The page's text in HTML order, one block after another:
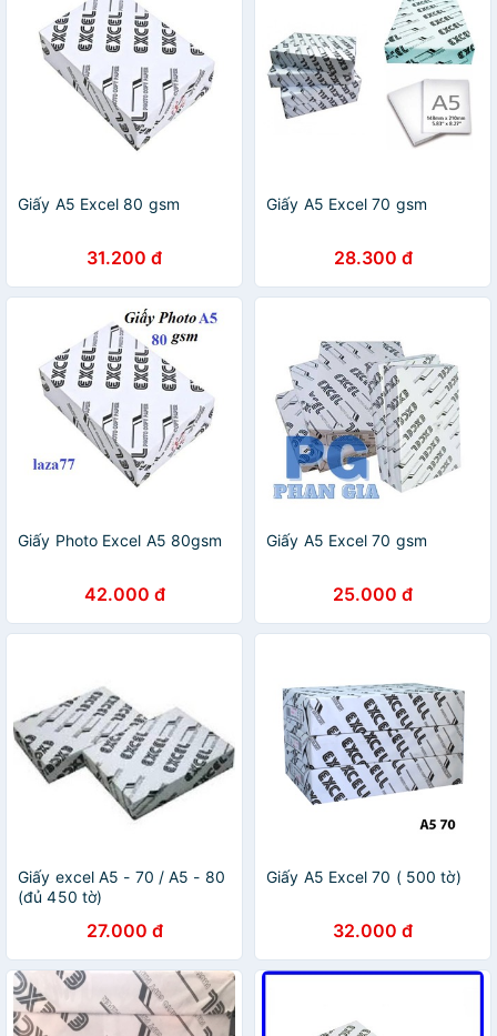
Giấy A5 Excel 80 gsm
31.200 đ
Giấy A5 Excel 70 gsm
28.300 đ
Giấy Photo Excel A5 80gsm
42.000 đ
Giấy A5 Excel 70 gsm
25.000 đ
Giấy excel A5 - 70 / A5 - 80
(đủ 450 tờ)
27.000 đ
Giấy A5 Excel 70 ( 500 tờ)
32.000 đ